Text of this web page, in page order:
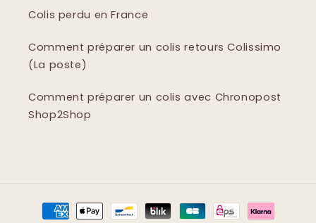
Colis perdu en France
Comment préparer un colis retours Colissimo
(La poste)
Comment préparer un colis avec Chronopost
Shop2Shop
Moyens